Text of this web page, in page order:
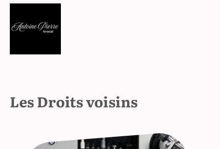
Les Droits voisins